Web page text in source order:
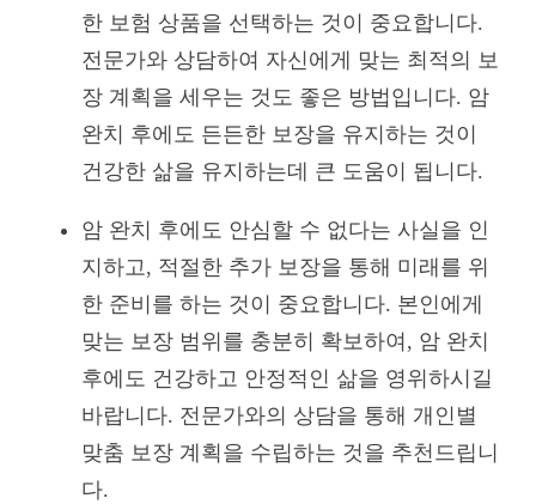
한 보험 상품을 선택하는 것이 중요합니다.
전문가와 상담하여 자신에게 맞는 최적의 보
장 계획을 세우는 것도 좋은 방법입니다. 암
완치 후에도 든든한 보장을 유지하는 것이
건강한 삶을 유지하는데 큰 도움이 됩니다.
암 완치 후에도 안심할 수 없다는 사실을 인
지하고, 적절한 추가 보장을 통해 미래를 위
한 준비를 하는 것이 중요합니다. 본인에게
맞는 보장 범위를 충분히 확보하여, 암 완치
후에도 건강하고 안정적인 삶을 영위하시길
바랍니다. 전문가와의 상담을 통해 개인별
맞춤 보장 계획을 수립하는 것을 추천드립니
다.